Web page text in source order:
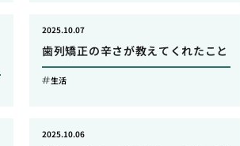
歯列矯正の辛さが教えてくれたこと
2025.10.07
生活
2025.10.06